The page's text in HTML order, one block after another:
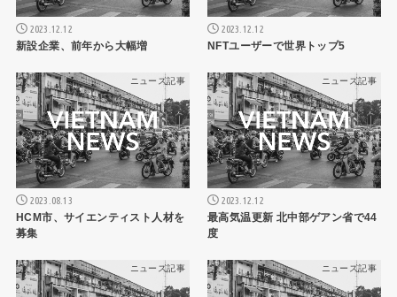
2023.12.12
新設企業、前年から大幅増
2023.12.12
NFTユーザーで世界トップ5
ニュース記事
2023.08.13
HCM市、サイエンティスト人材を
募集
ニュース記事
2023.12.12
最高気温更新 北中部ゲアン省で44
度
ニュース記事 ニュース記事